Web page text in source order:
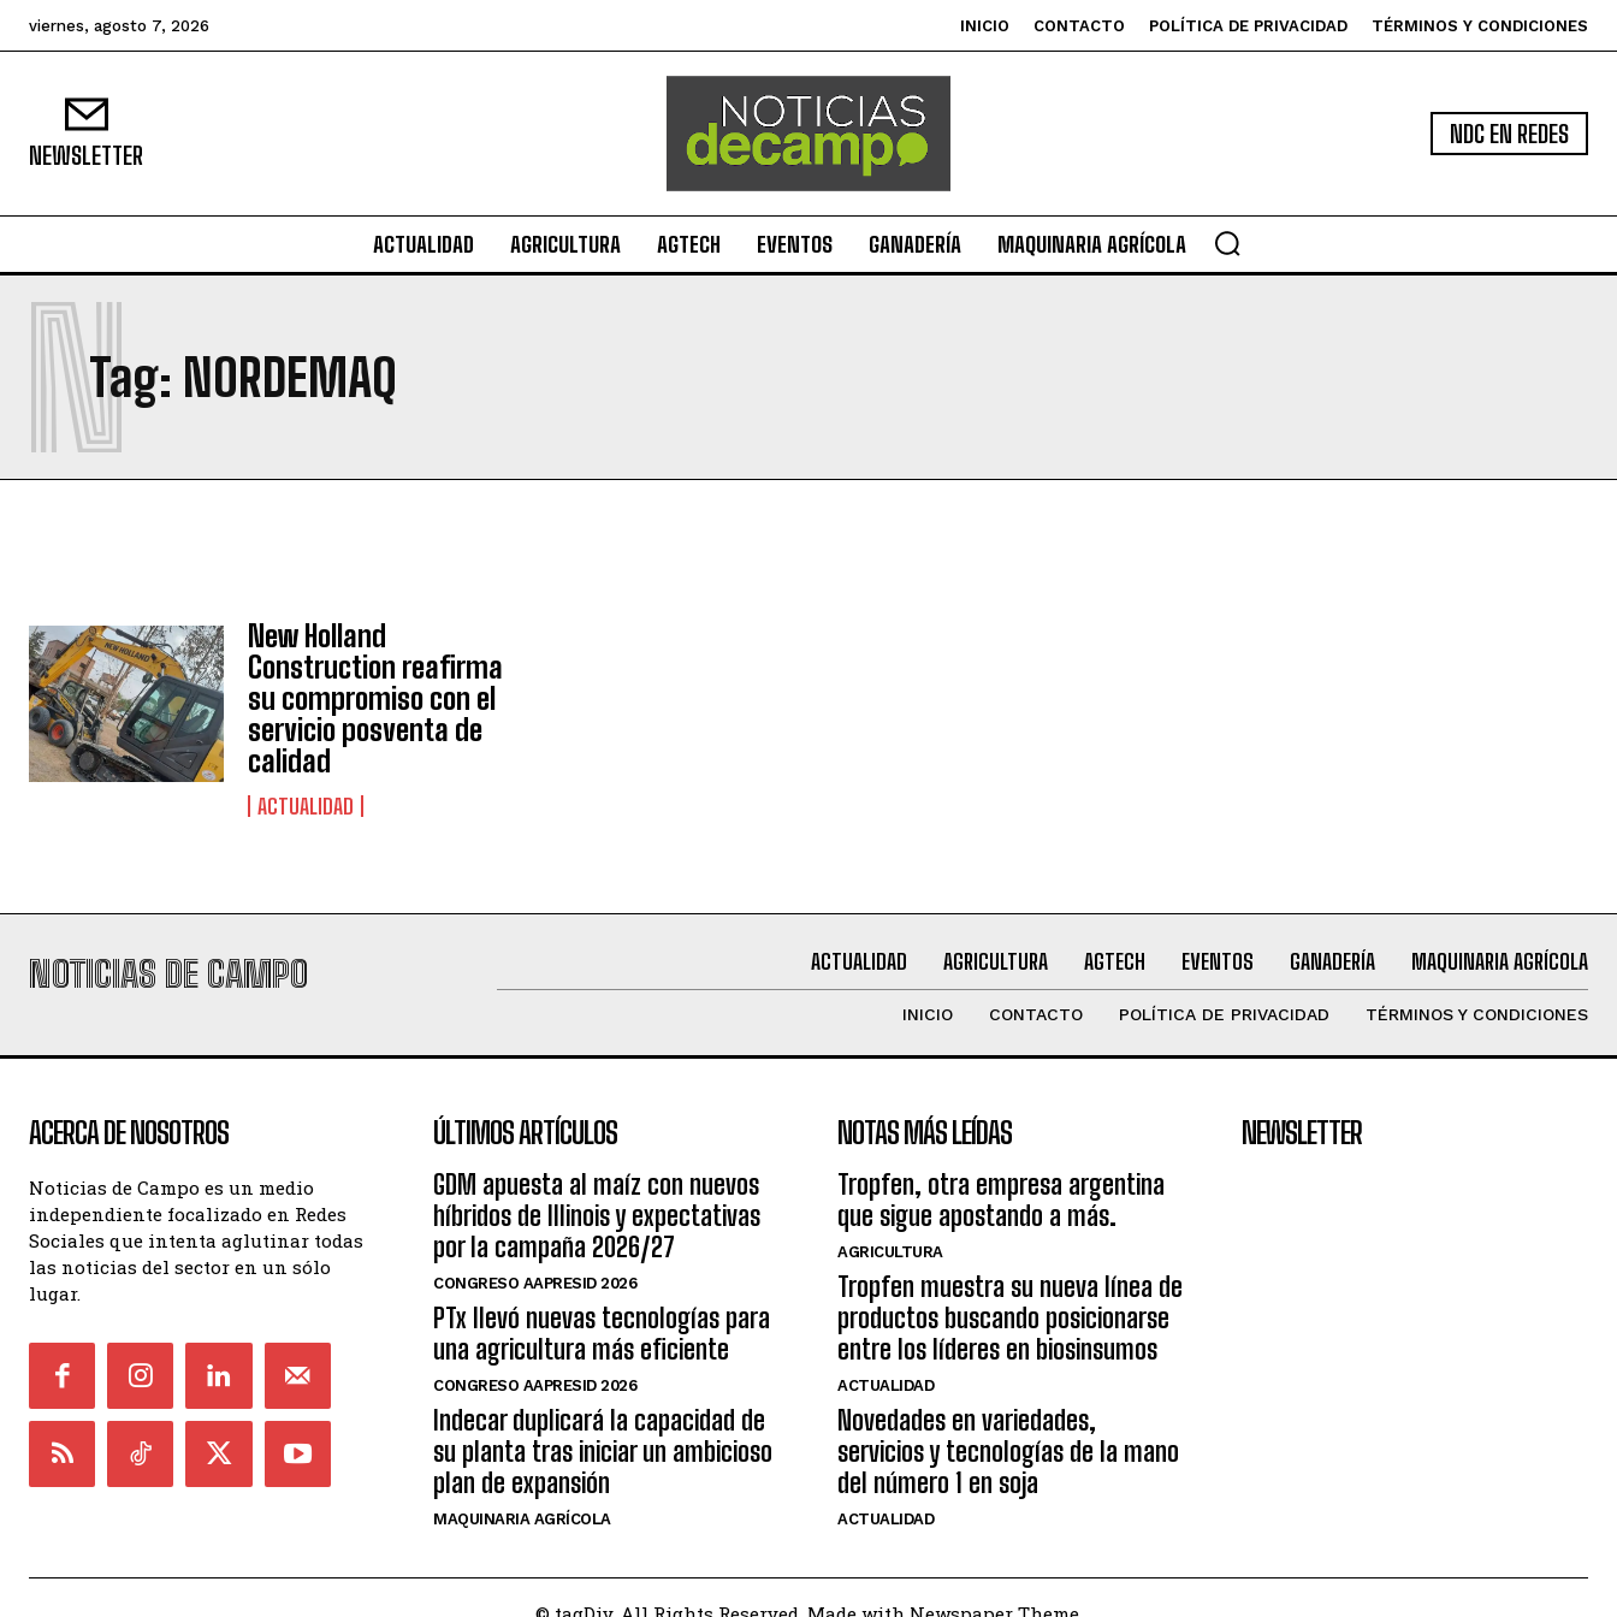
viernes, agosto 7, 2026 INICIO CONTACTO POLÍTICA DE PRIVACIDAD TÉRMINOS Y CONDICIONES
NEWSLETTER
NDC EN REDES
ACTUALIDAD AGRICULTURA AGTECH EVENTOS GANADERÍA MAQUINARIA AGRÍCOLA
Tag: NORDEMAQ
N
New Holland
Construction reafirma
su compromiso con el
servicio posventa de
calidad
ACTUALIDAD
NOTICIAS DE CAMPO ACTUALIDAD AGRICULTURA AGTECH EVENTOS GANADERÍA MAQUINARIA AGRÍCOLA
INICIO CONTACTO POLÍTICA DE PRIVACIDAD TÉRMINOS Y CONDICIONES
ACERCA DE NOSOTROS
Noticias de Campo es un medio
independiente focalizado en Redes
Sociales que intenta aglutinar todas
las noticias del sector en un sólo
lugar.
ÚLTIMOS ARTÍCULOS
GDM apuesta al maíz con nuevos
híbridos de Illinois y expectativas
por la campaña 2026/27
CONGRESO AAPRESID 2026
PTx llevó nuevas tecnologías para
una agricultura más eficiente
CONGRESO AAPRESID 2026
Indecar duplicará la capacidad de
su planta tras iniciar un ambicioso
plan de expansión
MAQUINARIA AGRÍCOLA
NOTAS MÁS LEÍDAS
Tropfen, otra empresa argentina
que sigue apostando a más.
AGRICULTURA
Tropfen muestra su nueva línea de
productos buscando posicionarse
entre los líderes en biosinsumos
ACTUALIDAD
Novedades en variedades,
servicios y tecnologías de la mano
del número 1 en soja
ACTUALIDAD
NEWSLETTER